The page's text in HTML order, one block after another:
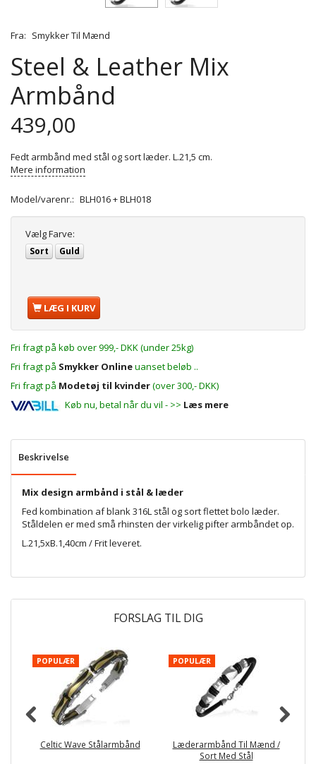
Fra: Smykker Til Mænd
Steel & Leather Mix
Armbånd
439,00
Fedt armbånd med stål og sort læder. L.21,5 cm.
Mere information
Model/varenr.: BLH016 + BLH018
VælgFarve:
Sort Guld
LÆG I KURV
Fri fragt på køb over 999,- DKK (under 25kg)
Fri fragt på Smykker Onlineuanset beløb ..
Fri fragt på Modetøj til kvinder(over 300,- DKK)
Køb nu, betal når du vil - >> Læs mere
Beskrivelse
Mix design armbånd i stål & læder
Fed kombination af blank 316L stål og sort flettet bolo læder.
Ståldelen er med små rhinsten der virkelig pifter armbåndet op.
L.21,5xB.1,40cm / Frit leveret.
FORSLAG TIL DIG
POPULÆR
Celtic Wave Stålarmbånd
POPULÆR
Læderarmbånd Til Mænd /
Sort Med Stål